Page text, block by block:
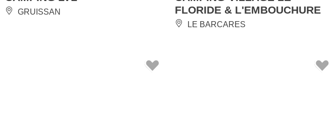
GRUISSAN
FLORIDE & L'EMBOUCHURE
LE BARCARES